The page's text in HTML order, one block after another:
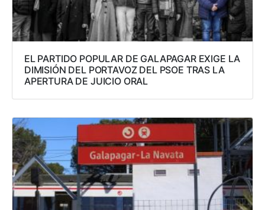
EL PARTIDO POPULAR DE GALAPAGAR EXIGE LA
DIMISIÓN DEL PORTAVOZ DEL PSOE TRAS LA
APERTURA DE JUICIO ORAL